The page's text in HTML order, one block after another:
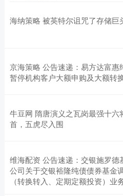
海纳策略 被英特尔诅咒了存储巨
京海策略 公告速递：易方达富惠
暂停机构客户大额申购及大额转
牛豆网 隋唐演义之瓦岗最强十六
首，五虎尽入围
维海配资 公告速递：交银施罗德
公司关于交银裕隆纯债债券基金
（转换转入、定期定额投资）业